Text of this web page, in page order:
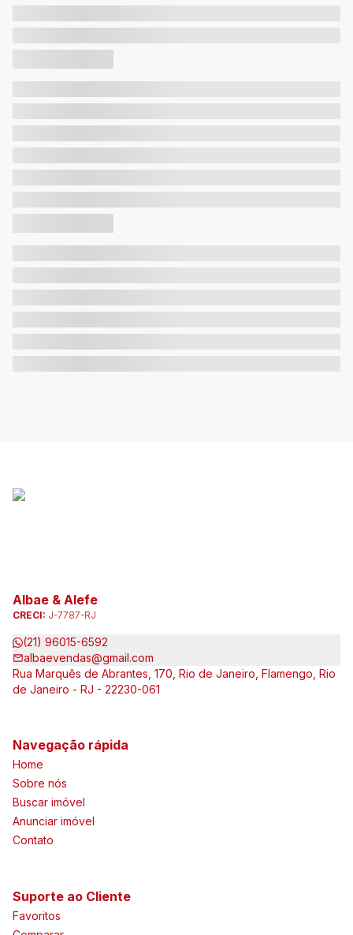
Albae & Alefe
CRECI: J-7787-RJ
(21) 96015-6592
albaevendas@gmail.com
Rua Marquês de Abrantes, 170, Rio de Janeiro, Flamengo, Rio
de Janeiro - RJ - 22230-061
Navegação rápida
Home
Sobre nós
Buscar imóvel
Anunciar imóvel
Contato
Suporte ao Cliente
Favoritos